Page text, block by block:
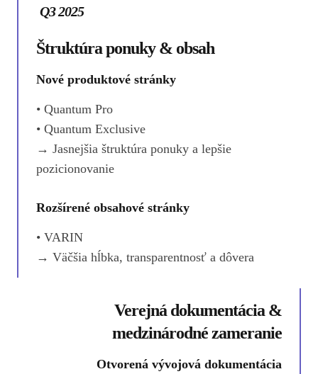
Q3 2025
Štruktúra ponuky & obsah
Nové produktové stránky
• Quantum Pro
• Quantum Exclusive
→ Jasnejšia štruktúra ponuky a lepšie
pozicionovanie
Rozšírené obsahové stránky
• VARIN
→ Väčšia hĺbka, transparentnosť a dôvera
Verejná dokumentácia &
medzinárodné zameranie
Otvorená vývojová dokumentácia